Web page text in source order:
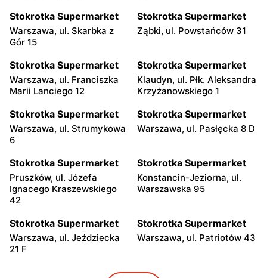
Stokrotka Supermarket
Warszawa, ul. Skarbka z
Gór 15
Stokrotka Supermarket
Ząbki, ul. Powstańców 31
Stokrotka Supermarket
Warszawa, ul. Franciszka
Marii Lanciego 12
Stokrotka Supermarket
Klaudyn, ul. Płk. Aleksandra
Krzyżanowskiego 1
Stokrotka Supermarket
Warszawa, ul. Strumykowa
6
Stokrotka Supermarket
Warszawa, ul. Pasłęcka 8 D
Stokrotka Supermarket
Pruszków, ul. Józefa
Ignacego Kraszewskiego
42
Stokrotka Supermarket
Konstancin-Jeziorna, ul.
Warszawska 95
Stokrotka Supermarket
Warszawa, ul. Jeździecka
21 F
Stokrotka Supermarket
Warszawa, ul. Patriotów 43
Stokrotka Supermarket Stokrotka Supermarket